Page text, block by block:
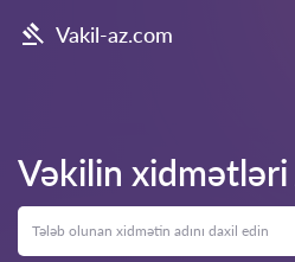
Vakil-az.com
Vəkilin xidmətləri